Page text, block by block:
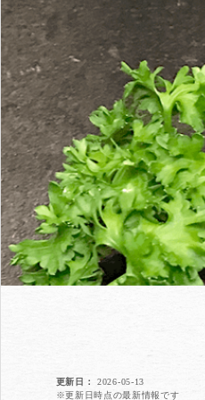
更新日
2026-05-13
※更新日時点の最新情報です